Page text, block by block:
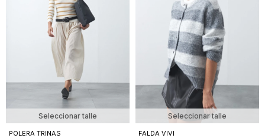
Seleccionar talle
POLERA TRINAS
Seleccionar talle
FALDA VIVI